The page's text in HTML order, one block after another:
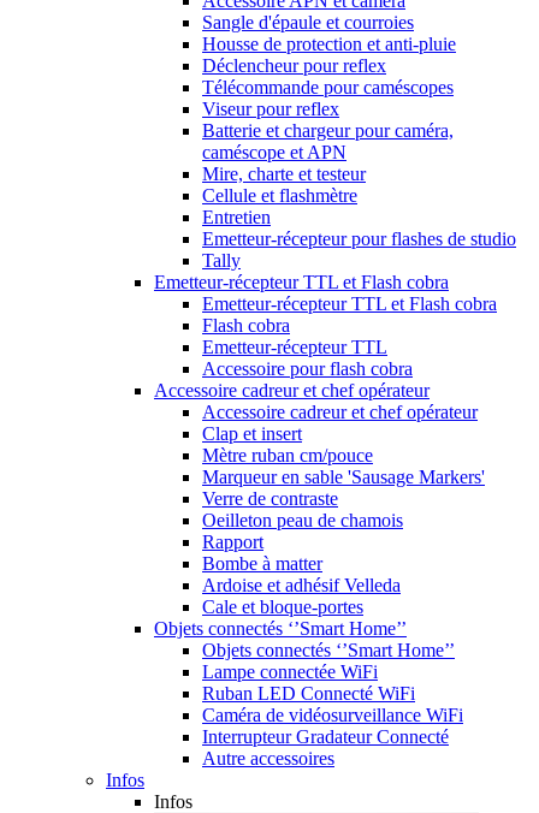
Sangle d'épaule et courroies
Housse de protection et anti-pluie
Déclencheur pour reflex
Télécommande pour caméscopes
Viseur pour reflex
Batterie et chargeur pour caméra,
caméscope et APN
Mire, charte et testeur
Cellule et flashmètre
Entretien
Emetteur-récepteur pour flashes de studio
Tally
Emetteur-récepteur TTL et Flash cobra
Emetteur-récepteur TTL et Flash cobra
Flash cobra
Emetteur-récepteur TTL
Accessoire pour flash cobra
Accessoire cadreur et chef opérateur
Accessoire cadreur et chef opérateur
Clap et insert
Mètre ruban cm/pouce
Marqueur en sable 'Sausage Markers'
Verre de contraste
Oeilleton peau de chamois
Rapport
Bombe à matter
Ardoise et adhésif Velleda
Cale et bloque-portes
Objets connectés ‘’Smart Home’’
Objets connectés ‘’Smart Home’’
Lampe connectée WiFi
Ruban LED Connecté WiFi
Caméra de vidéosurveillance WiFi
Interrupteur Gradateur Connecté
Autre accessoires
Infos
Infos